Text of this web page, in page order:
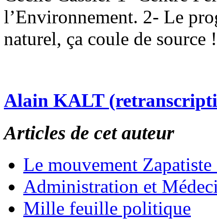
l’Environnement. 2- Le
naturel, ça coule de source
Alain KALT
Articles de cet auteur
Le mouvement
Administration et
Mille feuille politique